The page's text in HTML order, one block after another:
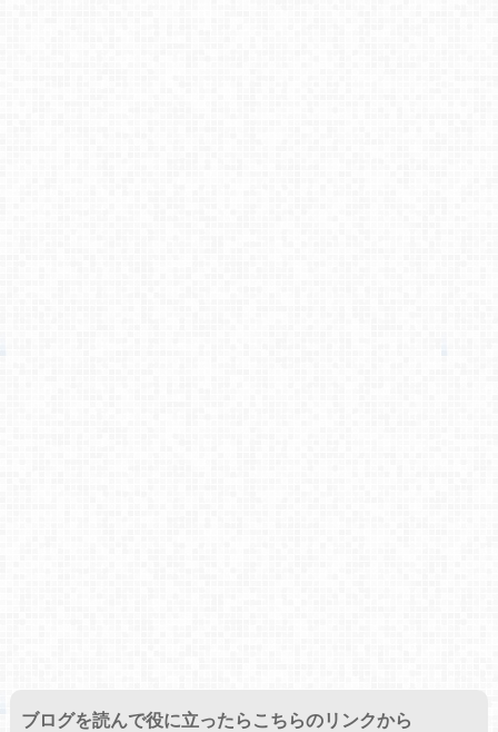
ブログを読んで役に立ったらこちらのリンクから